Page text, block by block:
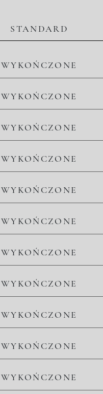
STANDARD
WYKOŃCZONE
WYKOŃCZONE
WYKOŃCZONE
WYKOŃCZONE
WYKOŃCZONE
WYKOŃCZONE
WYKOŃCZONE
WYKOŃCZONE
WYKOŃCZONE
WYKOŃCZONE
WYKOŃCZONE